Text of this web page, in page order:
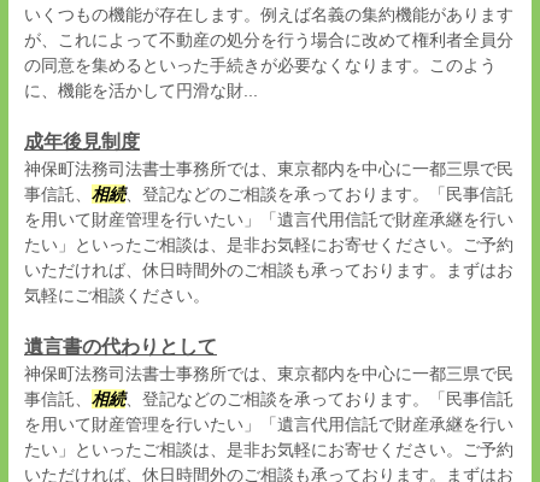
いくつもの機能が存在します。例えば名義の集約機能があります
が、これによって不動産の処分を行う場合に改めて権利者全員分
の同意を集めるといった手続きが必要なくなります。このよう
に、機能を活かして円滑な財...
成年後見制度
神保町法務司法書士事務所では、東京都内を中心に一都三県で民
事信託、 相続、登記などのご相談を承っております。「民事信託
を用いて財産管理を行いたい」「遺言代用信託で財産承継を行い
たい」といったご相談は、是非お気軽にお寄せください。ご予約
いただければ、休日時間外のご相談も承っております。まずはお
気軽にご相談ください。
遺言書の代わりとして
神保町法務司法書士事務所では、東京都内を中心に一都三県で民
事信託、 相続、登記などのご相談を承っております。「民事信託
を用いて財産管理を行いたい」「遺言代用信託で財産承継を行い
たい」といったご相談は、是非お気軽にお寄せください。ご予約
いただければ、休日時間外のご相談も承っております。まずはお